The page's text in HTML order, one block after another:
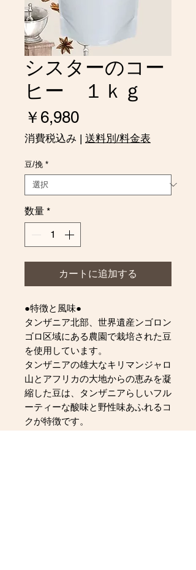
シスターのコー
ヒー １ｋｇ
￥6,980価
格
消費税込み | 送料別/料金表
豆/挽 *
数量 *
カートに追加する
●特徴と風味●
タンザニア北部、世界遺産ンゴロン
ゴロ区域にある農園で栽培された豆
を使用しています。
タンザニアの雄大なキリマンジャロ
山とアフリカの大地からの恵みを凝
縮した豆は、タンザニアらしいフル
ーティーな酸味と野性味あふれるコ
クが特徴です。